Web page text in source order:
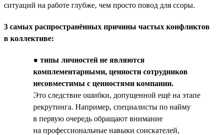
ситуаций на работе глубже, чем просто повод для ссоры.
3 самых распространённых причины частых конфликтов
в коллективе:
● типы личностей не являются
комплементарными, ценности сотрудников
несовместимы с ценностями компании.
Это следствие ошибки, допущенной ещё на этапе
рекрутинга. Например, специалисты по найму
в первую очередь обращают внимание
на профессиональные навыки соискателей,